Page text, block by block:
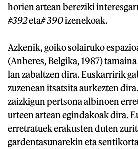
horien artean bereziki
#392eta# 390izenekoak.
Azkenik, goiko solairuko
(Anberes, Belgika, 1987)
lan zabaltzen dira. Euskarririk
zuzenean itsatsita aurkezten
zaizkigun pertsona albinoen
urteen artean egindakoak dira.
erretratuek erakusten duten
gardentasunarekin eta